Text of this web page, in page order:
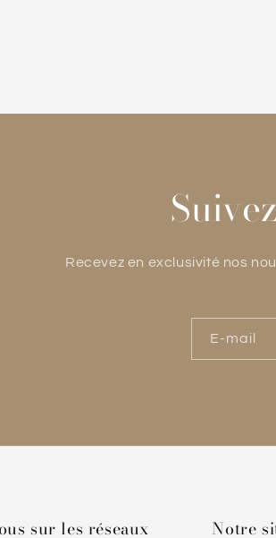
Recevez en exclusivité nos
E-mail
sur les réseaux
Notre